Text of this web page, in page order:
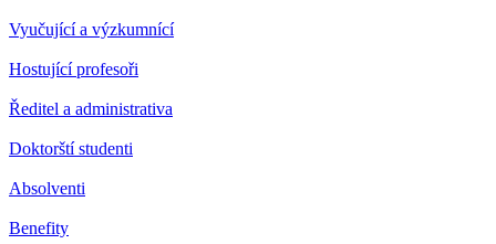
Vyučující a výzkumnící
Hostující profesoři
Ředitel a administrativa
Doktorští studenti
Absolventi
Benefity